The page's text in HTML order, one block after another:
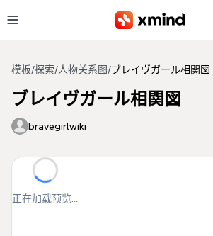
模板/探索/人物关系图 /ブレイヴガール相関図
ブレイヴガール相関図
bravegirlwiki
正在加载预览...